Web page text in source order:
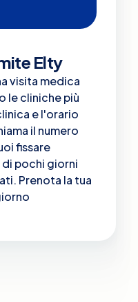
Elty
visita medica
le cliniche più
e l'orario
il numero
fissare
pochi giorni
Prenota la tua